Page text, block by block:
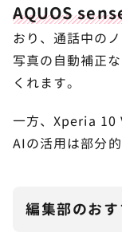
AQUOS
おり、通話中の
写真の自動補正
くれます。
一方、Xperia 10
AIの活用は部分
編集部のお